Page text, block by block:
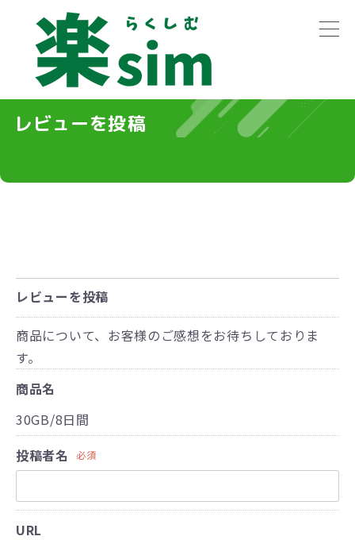
レビューを投稿
レビューを投稿
商品について、お客様のご感想をお待ちしておりま
す。
商品名
30GB/8日間
投稿者名
必須
URL